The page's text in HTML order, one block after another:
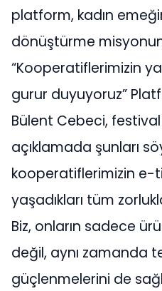
platform, kadın
dönüştürme
“Kooperatiflerimizin
gurur duyuyoruz”
Bülent Cebeci,
açıklamada şunları
kooperatiflerimizin e-
yaşadıkları tüm
Biz, onların sadece
değil, aynı zamanda
güçlenmelerini de